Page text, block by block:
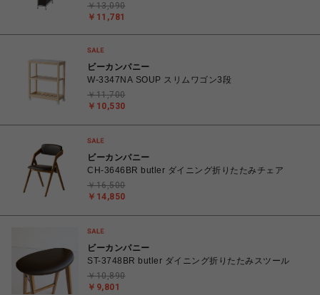
￥11,781
￥13,090
ビーカンパニー
W-3347NA SOUP スリムワゴン3段
￥10,530
￥11,700
ビーカンパニー
CH-3646BR butler ダイニング折りたたみチェア
￥14,850
￥16,500
ビーカンパニー
ST-3748BR butler ダイニング折りたたみスツール
￥9,801
￥10,890